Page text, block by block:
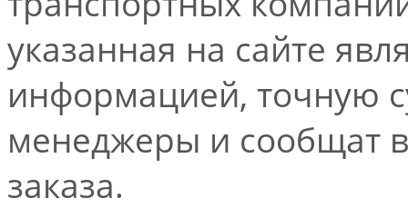
указанная на сайте
информацией, точную
менеджеры и сообщат
заказа.